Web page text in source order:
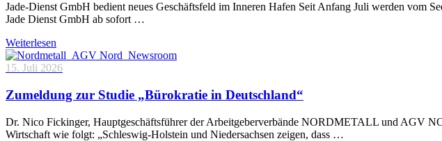
Jade-Dienst GmbH bedient neues Geschäftsfeld im Inneren Hafen Seit Anfang Juli werden vom
Jade Dienst GmbH ab sofort …
Weiterlesen
15. Juli 2026
Zumeldung zur Studie „Bürokratie in Deutschland“
Dr. Nico Fickinger, Hauptgeschäftsführer der Arbeitgeberverbände NORDMETALL und AGV
Wirtschaft wie folgt: „Schleswig-Holstein und Niedersachsen zeigen, dass …